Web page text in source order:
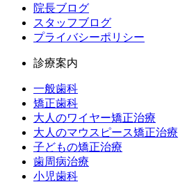
院長ブログ
スタッフブログ
プライバシーポリシー
診療案内
一般歯科
矯正歯科
大人のワイヤー矯正治療
大人のマウスピース矯正治療
子どもの矯正治療
歯周病治療
小児歯科